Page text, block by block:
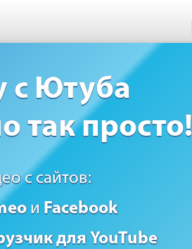
с Ютуба
так просто!
с сайтов:
и Facebook
для YouTube